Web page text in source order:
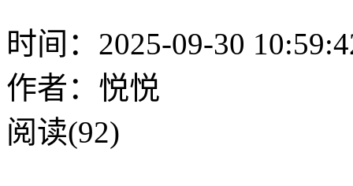
时间：2025-09-30
作者：悦悦
阅读(92)